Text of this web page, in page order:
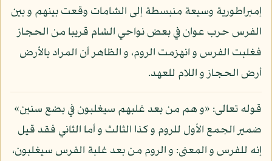
إمبراطورية وسيعة منبسطة إلى الشامات وقعت بينهم و بين
الفرس حرب عوان في بعض نواحي الشام قريبا من الحجاز
فغلبت الفرس و انهزمت الروم، و الظاهر أن المراد بالأرض
أرض الحجاز و اللام للعهد.
قوله تعالى: «و هم من بعد غلبهم سيغلبون في بضع سنين»
ضمير الجمع الأول للروم و كذا الثالث و أما الثاني فقد قيل
إنه للفرس و المعنى: و الروم من بعد غلبة الفرس سيغلبون،